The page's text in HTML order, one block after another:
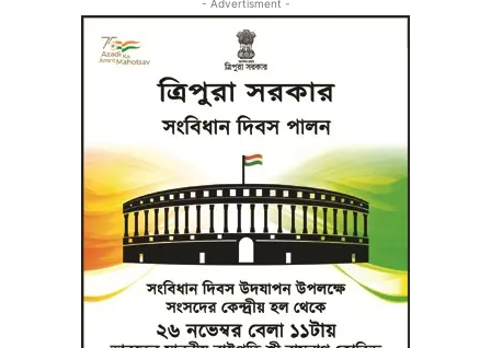
- Advertisment -